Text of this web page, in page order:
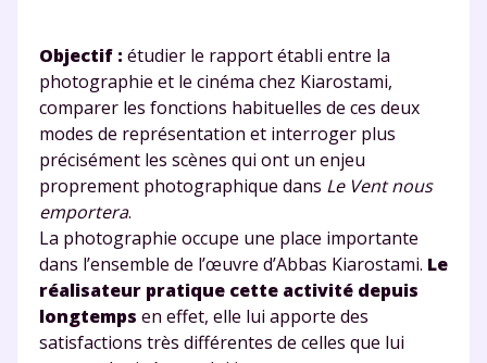
Objectif : étudier le rapport établi entre la
photographie et le cinéma chez Kiarostami,
comparer les fonctions habituelles de ces deux
modes de représentation et interroger plus
précisément les scènes qui ont un enjeu
proprement photographique dans Le Vent nous
emportera.
La photographie occupe une place importante
dans l’ensemble de l’œuvre d’Abbas Kiarostami. Le
réalisateur pratique cette activité depuis
longtemps en effet, elle lui apporte des
satisfactions très différentes de celles que lui